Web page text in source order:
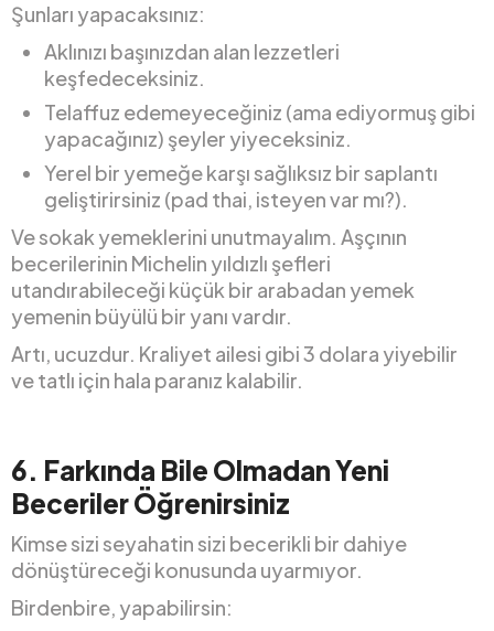
Şunları yapacaksınız:
Aklınızı başınızdan alan lezzetleri
keşfedeceksiniz.
Telaffuz edemeyeceğiniz (ama ediyormuş gibi
yapacağınız) şeyler yiyeceksiniz.
Yerel bir yemeğe karşı sağlıksız bir saplantı
geliştirirsiniz (pad thai, isteyen var mı?).
Ve sokak yemeklerini unutmayalım. Aşçının
becerilerinin Michelin yıldızlı şefleri
utandırabileceği küçük bir arabadan yemek
yemenin büyülü bir yanı vardır.
Artı, ucuzdur. Kraliyet ailesi gibi 3 dolara yiyebilir
ve tatlı için hala paranız kalabilir.
6. Farkında Bile Olmadan Yeni
Beceriler Öğrenirsiniz
Kimse sizi seyahatin sizi becerikli bir dahiye
dönüştüreceği konusunda uyarmıyor.
Birdenbire, yapabilirsin: